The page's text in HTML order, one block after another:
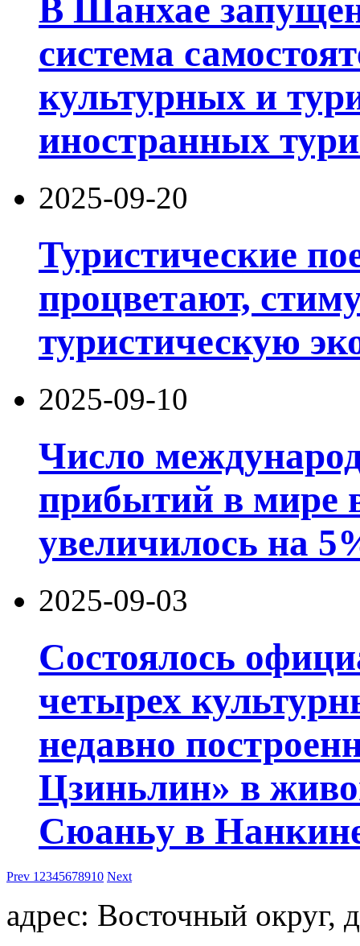
В Шанхае
система
культурных и
иностранных
2025-09-20
Туристические
процветают,
туристическую
2025-09-10
Число
прибытий в мире
увеличилось на
2025-09-03
Состоялось
четырех
недавно
Цзиньлин» в
Сюаньу в
Prev 1 2345678910 Next
адрес: Восточный округ,